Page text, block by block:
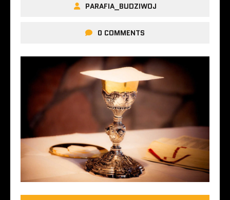
PARAFIA_BUDZIWOJ
0 COMMENTS